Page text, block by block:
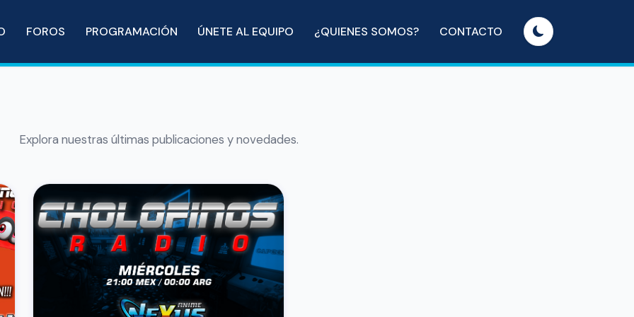
FOROS PROGRAMACIÓN ÚNETE AL EQUIPO ¿QUIENES SOMOS? CONTACTO
Explora nuestras últimas publicaciones y novedades.